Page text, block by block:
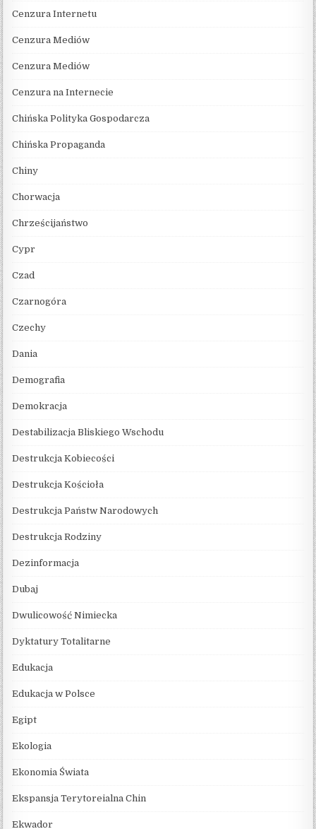
Cenzura Internetu
Cenzura Mediów
Cenzura Mediów
Cenzura na Internecie
Chińska Polityka Gospodarcza
Chińska Propaganda
Chiny
Chorwacja
Chrześcijaństwo
Cypr
Czad
Czarnogóra
Czechy
Dania
Demografia
Demokracja
Destabilizacja Bliskiego Wschodu
Destrukcja Kobiecości
Destrukcja Kościoła
Destrukcja Państw Narodowych
Destrukcja Rodziny
Dezinformacja
Dubaj
Dwulicowość Nimiecka
Dyktatury Totalitarne
Edukacja
Edukacja w Polsce
Egipt
Ekologia
Ekonomia Świata
Ekspansja Terytoreialna Chin
Ekwador